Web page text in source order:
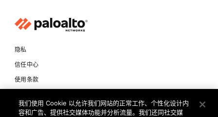
隐私
信任中心
使用条款
我们使用 Cookie 以允许我们网站的正常工作、个性化设计内
容和广告、提供社交媒体功能并分析流量。我们还同社交媒